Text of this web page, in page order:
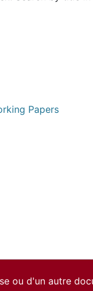
Papers
ou d'un autre